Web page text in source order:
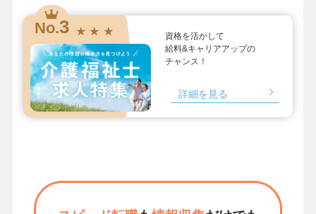
No.3 ★ ★ ★
資格を活かして
給料&キャリアアップの
チャンス！
詳細を見る